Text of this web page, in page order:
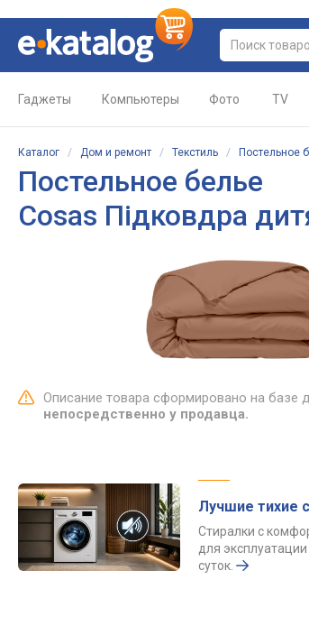
Гаджеты Компьютеры Фото TV
Каталог / Дом и ремонт / Текстиль / Постельное
Постельное белье
Cosas Підковдра
Описание товара сформировано на базе
непосредственно у продавца.
Лучшие тихие
Стиралки с
для
суток.